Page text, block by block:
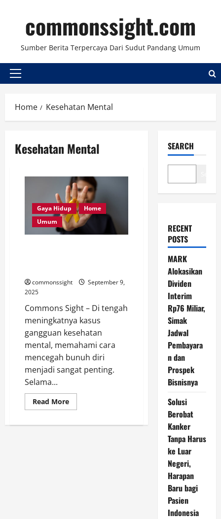
contentcommonssight.com
Sumber Berita Terpercaya Dari Sudut Pandang Umum
Primary
Home Kesehatan Mental
Kesehatan Mental
Gaya Hidup
Home
Umum
commonssight
September 9,
2025
Commons Sight – Di tengah
meningkatnya kasus
gangguan kesehatan
mental, memahami cara
mencegah bunuh diri
menjadi sangat penting.
Selama...
Read MoreRead
more
Mendengarkan
SEARCH
RECENT
POSTS
MARK
Alokasikan
Dividen
Interim
Rp76 Miliar,
Simak
Jadwal
Pembayara
n dan
Prospek
Bisnisnya
Solusi
Berobat
Kanker
Tanpa Harus
ke Luar
Negeri,
Harapan
Baru bagi
Pasien
Indonesia